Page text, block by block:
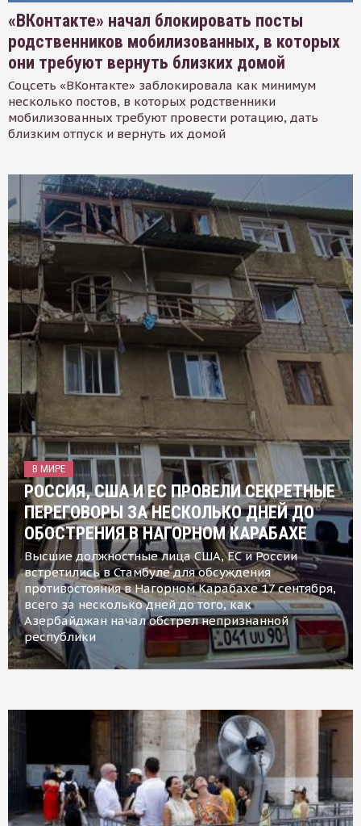
«ВКонтакте» начал блокировать посты
родственников мобилизованных, в которых
они требуют вернуть близких домой
Соцсеть «ВКонтакте» заблокировала как минимум
несколько постов, в которых родственники
мобилизованных требуют провести ротацию, дать
близким отпуск и вернуть их домой
В МИРЕ
РОССИЯ, США И ЕС ПРОВЕЛИ СЕКРЕТНЫЕ
ПЕРЕГОВОРЫ ЗА НЕСКОЛЬКО ДНЕЙ ДО
ОБОСТРЕНИЯ В НАГОРНОМ КАРАБАХЕ
Высшие должностные лица США, ЕС и России
встретились в Стамбуле для обсуждения
противостояния в Нагорном Карабахе 17 сентября,
всего за несколько дней до того, как
Азербайджан начал обстрел непризнанной
республики